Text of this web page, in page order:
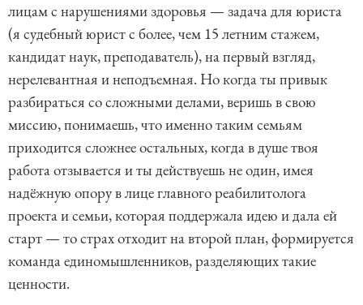
лицам с нарушениями здоровья — задача для юриста
(я судебный юрист с более, чем 15 летним стажем,
кандидат наук, преподаватель), на первый взгляд,
нерелевантная и неподъемная. Но когда ты привык
разбираться со сложными делами, веришь в свою
миссию, понимаешь, что именно таким семьям
приходится сложнее остальных, когда в душе твоя
работа отзывается и ты действуешь не один, имея
надёжную опору в лице главного реабилитолога
проекта и семьи, которая поддержала идею и дала ей
старт — то страх отходит на второй план, формируется
команда единомышленников, разделяющих такие
ценности.